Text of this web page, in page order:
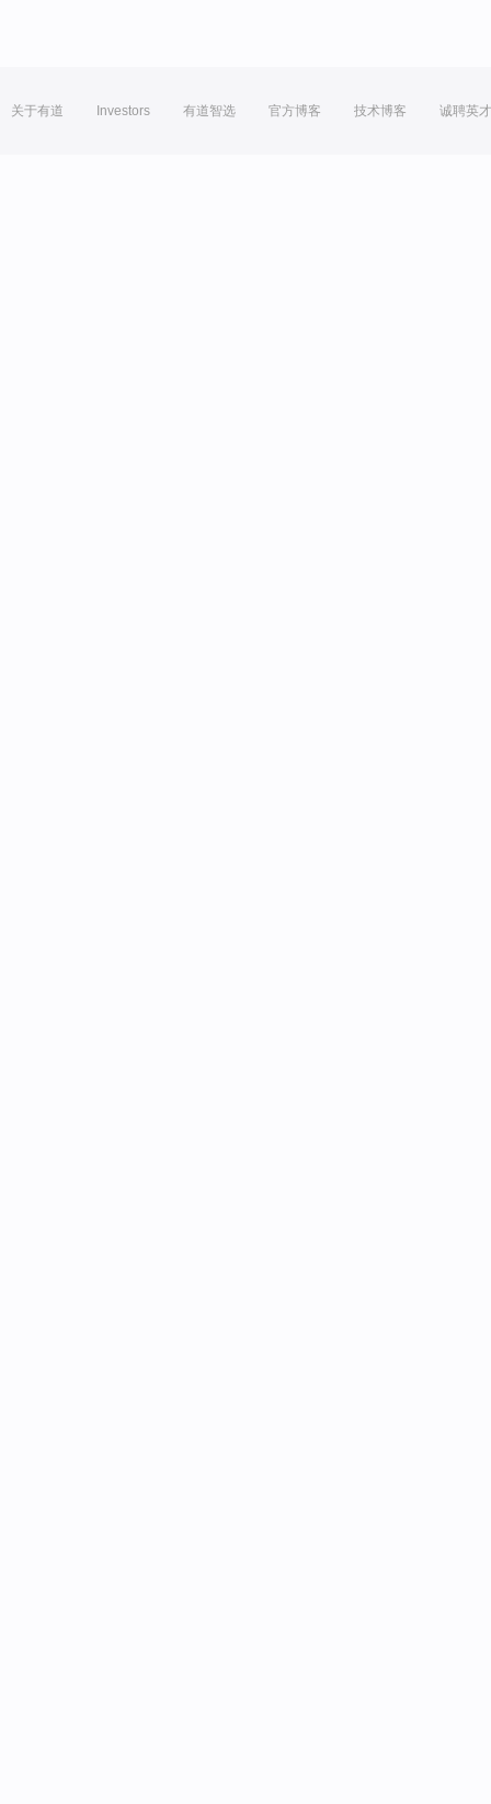
关于有道 Investors 有道智选 官方博客 技术博客 诚聘英才